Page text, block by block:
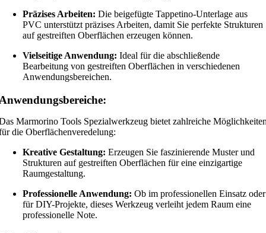
Präzises Arbeiten: Die beigefügte Tappetino-Unterlage aus
PVC unterstützt präzises Arbeiten, damit Sie perfekte Strukturen
auf gestreiften Oberflächen erzeugen können.
Vielseitige Anwendung: Ideal für die abschließende
Bearbeitung von gestreiften Oberflächen in verschiedenen
Anwendungsbereichen.
Marmorino Tools Spezialwerkzeug bietet zahlreiche
die Oberflächenveredelung:
Kreative Gestaltung: Erzeugen Sie faszinierende Muster und
Strukturen auf gestreiften Oberflächen für eine einzigartige
Raumgestaltung.
Professionelle Anwendung: Ob im professionellen Einsatz oder
für DIY-Projekte, dieses Werkzeug verleiht jedem Raum eine
professionelle Note.